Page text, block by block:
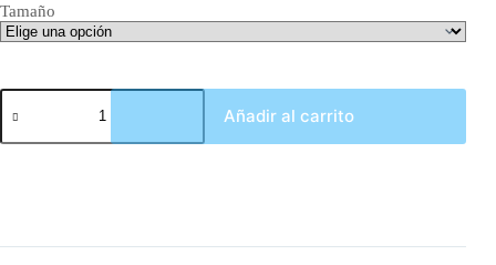
Tamaño
Print
Magrana
Añadir al carrito